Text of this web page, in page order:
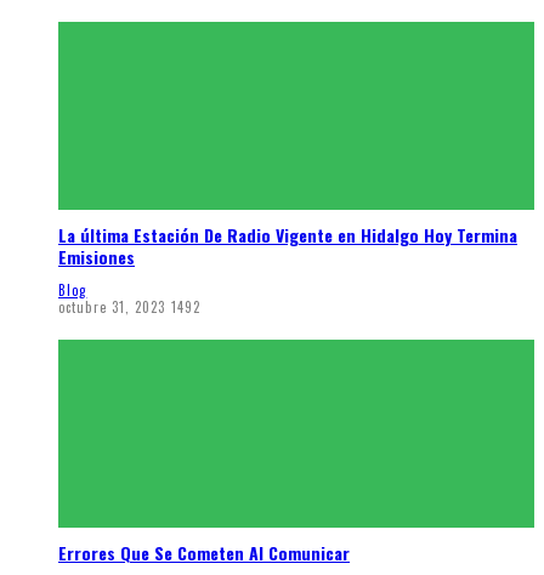
La última Estación De Radio Vigente en Hidalgo Hoy Termina
Emisiones
Blog
octubre 31, 2023 1492
Errores Que Se Cometen Al Comunicar